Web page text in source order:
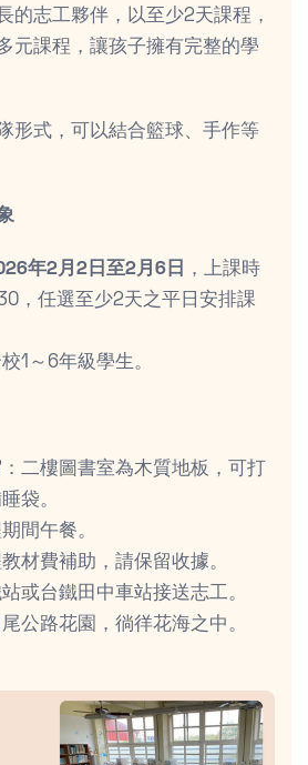
的志工夥伴，以至少2天課程，
元課程，讓孩子擁有完整的學
形式，可以結合籃球、手作等
年2月2日至2月6日
，上課時
，任選至少2天之平日安排課
1～6年級學生。
二樓圖書室為木質地板，可打
袋。
間午餐。
材費補助，請保留收據。
或台鐵田中車站接送志工。
公路花園，徜徉花海之中。